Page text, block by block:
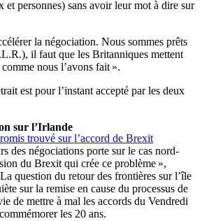
et personnes) sans avoir leur mot à dire sur
la négociation. Nous sommes prêts
il faut que les Britanniques mettent
nous l’avons fait ».
est pour l’instant accepté par les deux
trouvé sur l’accord de Brexit
sur l’Irlande
des négociations porte sur le cas nord-
du Brexit qui crée ce problème »,
question du retour des frontières sur l’île
sur la remise en cause du processus de
de mettre à mal les accords du Vendredi
les 20 ans.